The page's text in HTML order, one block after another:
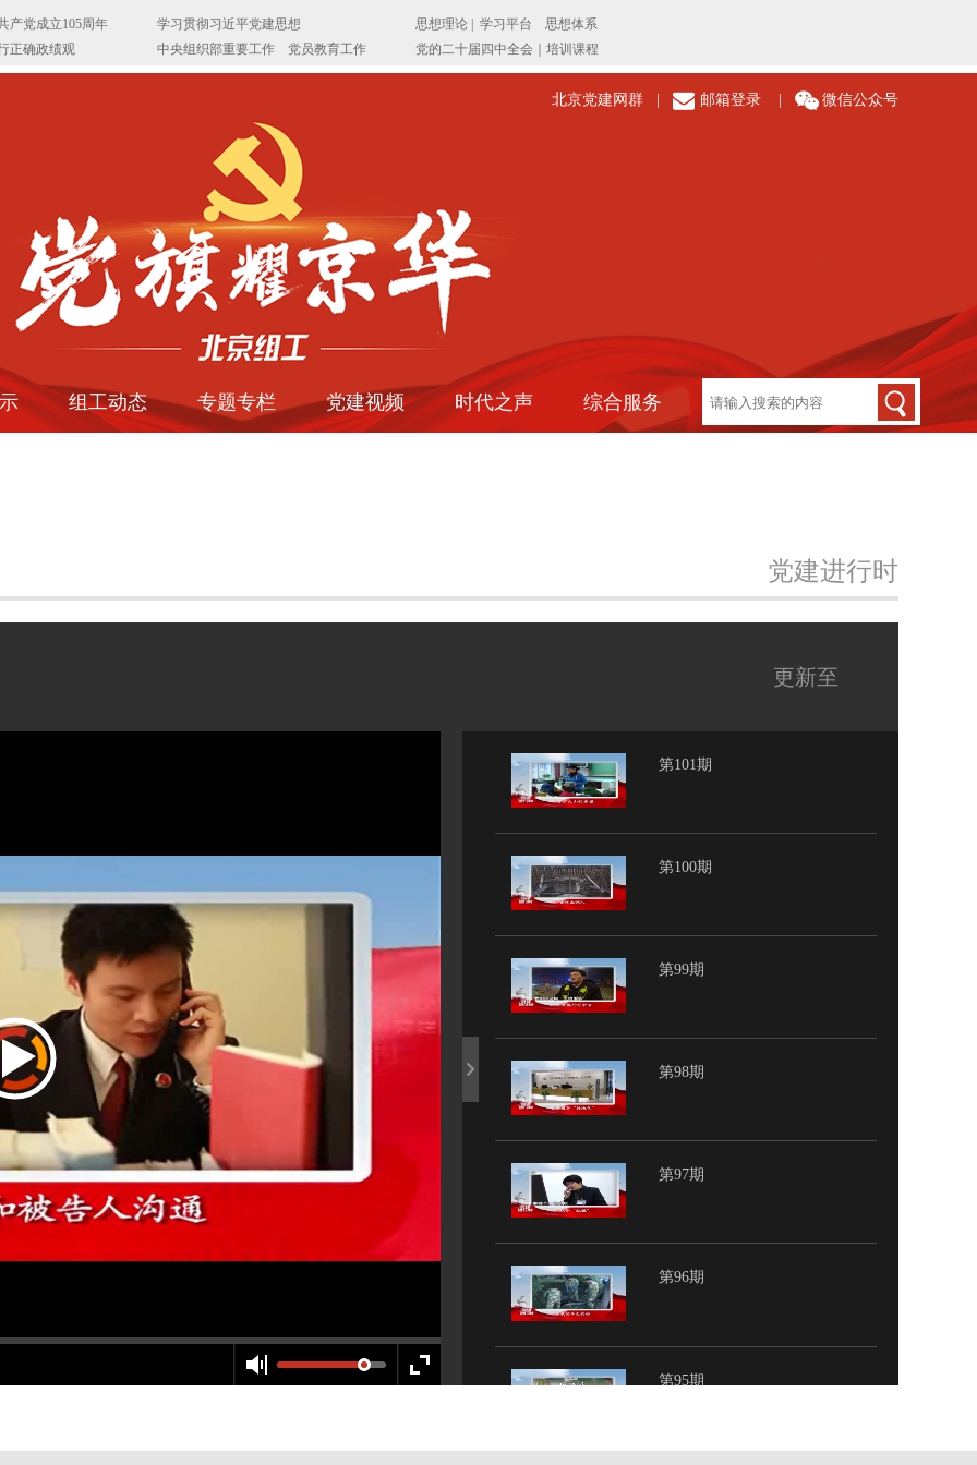
北京党建网群 邮箱登录 微信公众号
组工动态 专题专栏 党建视频 时代之声 综合服务
党建进行时
更新至
第101期
第100期
第99期
第98期
第97期
第96期
第95期